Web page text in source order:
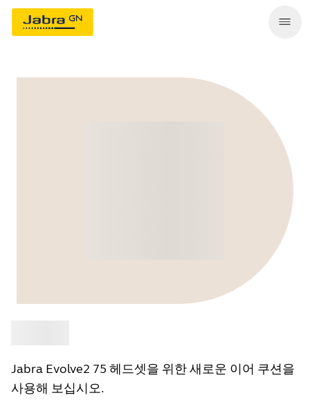
Jabra Evolve2 75 헤드셋을 위한 새로운 이어 쿠션을
사용해 보십시오.